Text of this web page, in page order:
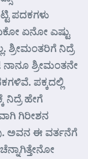
ಪದಕಗಳು
ಏನೋ ಎಷ್ಟು
ಶ್ರೀಮಂತರಿಗೆ ನಿದ್ರೆ
ನಾನೂ ಶ್ರೀಮಂತನೇ
ಪಕ್ಕದಲ್ಲಿ
ನಿದ್ರೆ ಹೇಗೆ
ಗಿರೀಶನ
ಅವನ ಈ ವರ್ತನೆಗೆ